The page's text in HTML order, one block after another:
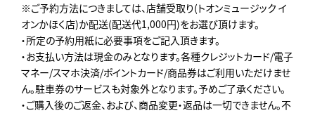
※ご予約方法につきましては、店舗受取り(トオンミュージック イ
オンかほく店)か配送(配送代1,000円)をお選び頂けます。
・所定の予約用紙に必要事項をご記入頂きます。
・お支払い方法は現金のみとなります。各種クレジットカード/電子
マネー/スマホ決済/ポイントカード/商品券はご利用いただけませ
ん。駐車券のサービスも対象外となります。予めご了承ください。
・ご購入後のご返金、および、商品変更・返品は一切できません。不